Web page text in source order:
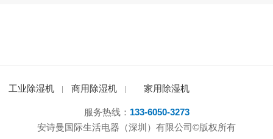
工业除湿机 商用除湿机 家用除湿机
服务热线： 133-6050-3273
安诗曼国际生活电器（深圳）有限公司©版权所有